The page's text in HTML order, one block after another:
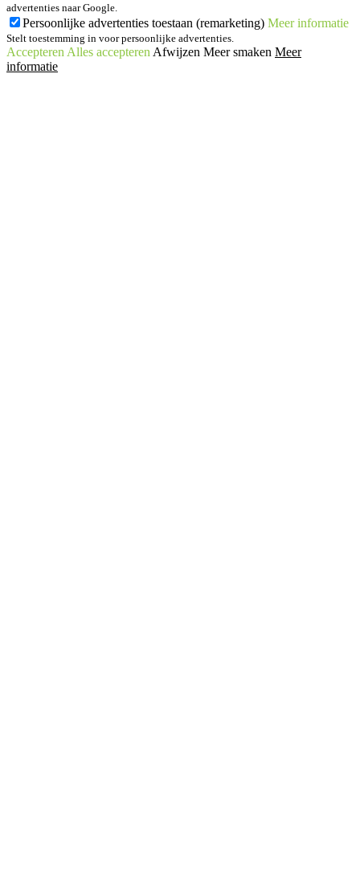
advertenties naar Google.
Persoonlijke advertenties toestaan (remarketing) Meer informatie
Stelt toestemming in voor persoonlijke advertenties.
Accepteren Alles accepteren Afwijzen Meer smaken Meer
informatie